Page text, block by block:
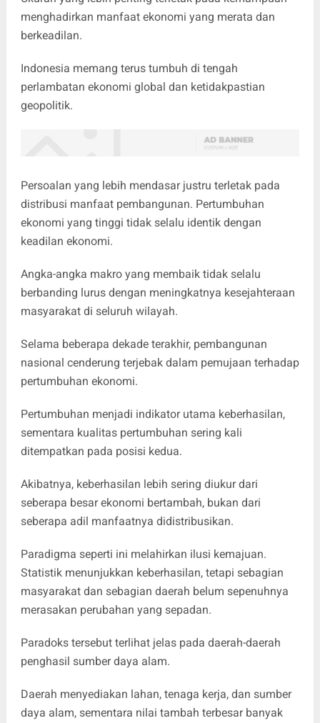
menghadirkan manfaat ekonomi yang merata dan
berkeadilan.
Indonesia memang terus tumbuh di tengah
perlambatan ekonomi global dan ketidakpastian
geopolitik.
Persoalan yang lebih mendasar justru terletak pada
distribusi manfaat pembangunan. Pertumbuhan
ekonomi yang tinggi tidak selalu identik dengan
keadilan ekonomi.
Angka-angka makro yang membaik tidak selalu
berbanding lurus dengan meningkatnya kesejahteraan
masyarakat di seluruh wilayah.
Selama beberapa dekade terakhir, pembangunan
nasional cenderung terjebak dalam pemujaan terhadap
pertumbuhan ekonomi.
Pertumbuhan menjadi indikator utama keberhasilan,
sementara kualitas pertumbuhan sering kali
ditempatkan pada posisi kedua.
Akibatnya, keberhasilan lebih sering diukur dari
seberapa besar ekonomi bertambah, bukan dari
seberapa adil manfaatnya didistribusikan.
Paradigma seperti ini melahirkan ilusi kemajuan.
Statistik menunjukkan keberhasilan, tetapi sebagian
masyarakat dan sebagian daerah belum sepenuhnya
merasakan perubahan yang sepadan.
Paradoks tersebut terlihat jelas pada daerah-daerah
penghasil sumber daya alam.
Daerah menyediakan lahan, tenaga kerja, dan sumber
daya alam, sementara nilai tambah terbesar banyak